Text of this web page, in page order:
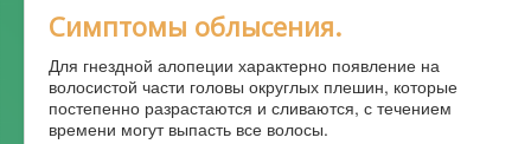
Симптомы облысения.
Для гнездной алопеции характерно появление на
волосистой части головы округлых плешин, которые
постепенно разрастаются и сливаются, с течением
времени могут выпасть все волосы.